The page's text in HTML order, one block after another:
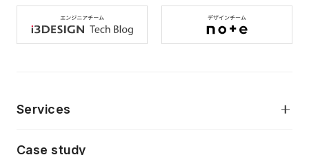
Services
Case study